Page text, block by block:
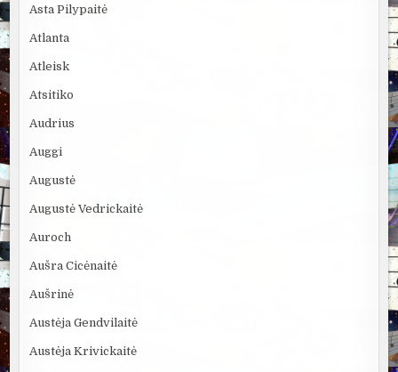
Asta Pilypaitė
Atlanta
Atleisk
Atsitiko
Audrius
Auggi
Augustė
Augustė Vedrickaitė
Auroch
Aušra Cicėnaitė
Aušrinė
Austėja Gendvilaitė
Austėja Krivickaitė